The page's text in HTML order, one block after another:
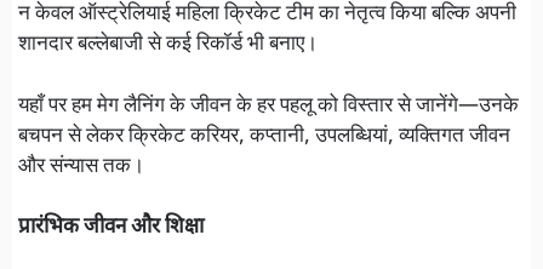
न केवल ऑस्ट्रेलियाई महिला क्रिकेट टीम का नेतृत्व किया बल्कि अपनी
शानदार बल्लेबाजी से कई रिकॉर्ड भी बनाए।
यहाँ पर हम मेग लैनिंग के जीवन के हर पहलू को विस्तार से जानेंगे—उनके
बचपन से लेकर क्रिकेट करियर, कप्तानी, उपलब्धियां, व्यक्तिगत जीवन
और संन्यास तक।
प्रारंभिक जीवन और शिक्षा